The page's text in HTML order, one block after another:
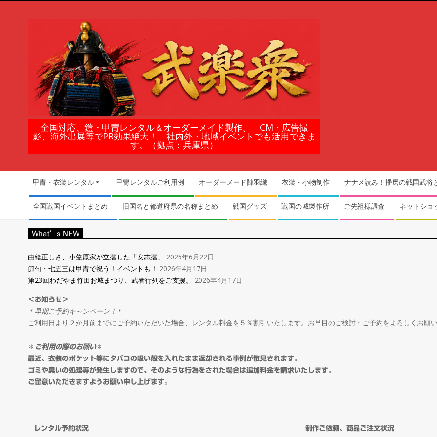
鎧
甲
冑
の
レ
ン
タ
ル
＆
オ
ー
ダ
全国対応、鎧・甲冑レンタル＆オーダーメイド製作、 CM・広告撮
影、海外出展等でPR効果絶大！ 社内外・地域イベントでも活用できま
す。（拠点：兵庫県）
Navigation
Menu
甲冑・衣装レンタル 甲冑レンタルご利用例 オーダーメード陣羽織 衣装・小物制作 ナナメ読み！播磨の戦国武将
全国戦国イベントまとめ 旧国名と都道府県の名称まとめ 戦国グッズ 戦国の城製作所 ご先祖様調査 ネットショ
What’s NEW
由緒正しき、小笠原家が立藩した「安志藩」
2026年6月22日
節句・七五三は甲冑で祝う！イベントも！ 2026年4月17日
第23回わだやま竹田お城まつり、武者行列をご支援。
2026年4月17日
＜お知らせ＞
＊ 早期ご予約キャンペーン！ ＊
ご利用日より２か月前までにご予約いただいた場合、レンタル料金を５％割引いたします。お早目のご検討・ご予約をよろしくお願い
＊ ご利用の際のお願い＊
最近、衣装のポケット等にタバコの吸い殻を入れたまま返却される事例が散見されます。
ゴミや臭いの処理等が発生しますので、そのような行為をされた場合は追加料金を請求いたします。
ご留意いただきますようお願い申し上げます。
レンタル予約状況 制作ご依頼、商品ご注文状況